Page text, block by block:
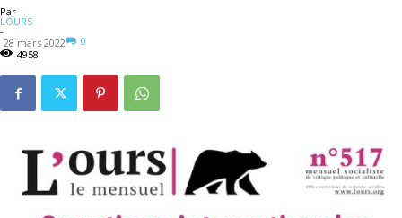
Par
LOURS
-
28 mars 2022
0
4958